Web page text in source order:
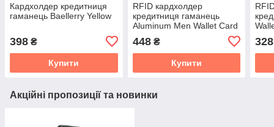
Кардхолдер кредитниця
гаманець Baellerry Yellow
398 ₴
Купити
RFID кардхолдер
кредитниця гаманець
Aluminum Men Wallet Card
448₴
Купити
328
Акційні пропозиції та новинки